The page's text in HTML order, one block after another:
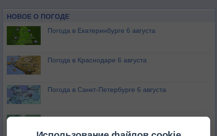
НОВОЕ О ПОГОДЕ
Погода в Екатеринбурге 6 августа
Погода в Краснодаре 6 августа
Погода в Санкт-Петербурге 6 августа
Погода в Москве 6 августа